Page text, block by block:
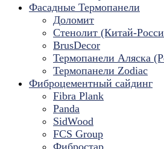
Фасадные Термопанели
Доломит
Стенолит (Китай-
BrusDecor
Термопанели Аляска
Термопанели Zodiac
Фиброцементный сайдинг
Fibra Plank
Panda
SidWood
FCS Group
Фибростар